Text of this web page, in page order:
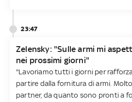
23:47
Zelensky: "Sulle armi mi
nei prossimi giorni"
"Lavoriamo tutti i giorni per
partire dalla fornitura di armi.
partner, da quanto sono pronti a